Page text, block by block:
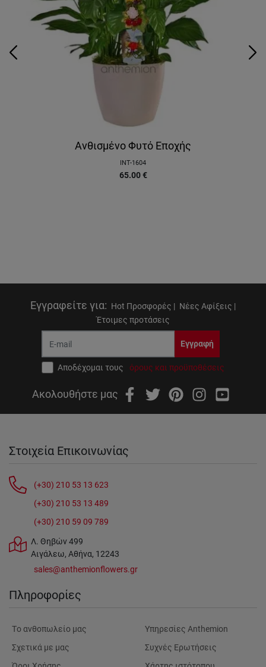
Ανθισμένο Φυτό Εποχής
INT-1604
65.00 €
Εγγραφείτε για: Hot Προσφορές | Νέες Αφίξεις |
Έτοιμες προτάσεις
Εγγραφή
Αποδέχομαι τους όρους και προϋποθέσεις
Ακολουθήστε μας
Στοιχεία Επικοινωνίας
(+30) 210 53 13 623
(+30) 210 53 13 489
(+30) 210 59 09 789
Λ. Θηβών 499
Αιγάλεω, Αθήνα, 12243
sales@anthemionflowers.gr
Πληροφορίες
Tο ανθοπωλείο μας
Σχετικά με μας
Υπηρεσίες Anthemion
Συχνές Ερωτήσεις